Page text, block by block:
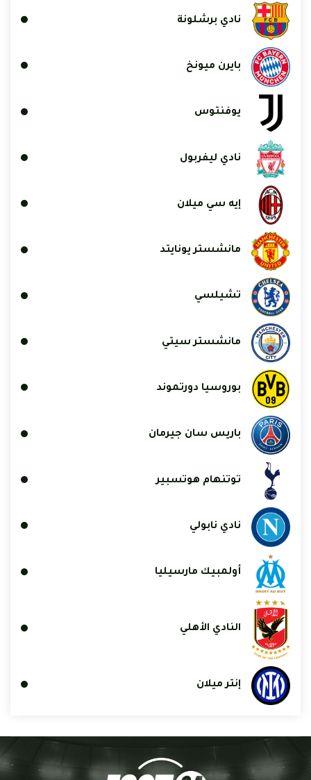
نادي برشلونة
بايرن ميونخ
يوفنتوس
نادي ليفربول
إيه سي ميلان
مانشستر يونايتد
تشيلسي
مانشستر سيتي
بوروسيا دورتموند
باريس سان جيرمان
توتنهام هوتسبير
نادي نابولي
أولمبيك مارسيليا
النادي الأهلي
إنتر ميلان